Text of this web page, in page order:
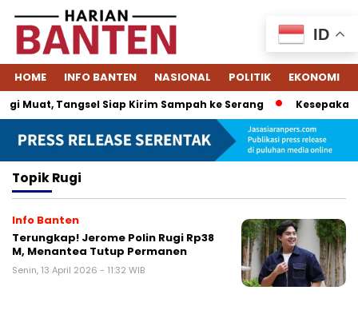
HOME INFO BANTEN NASIONAL POLITIK EKONOMI
Muat, Tangsel Siap Kirim Sampah ke Serang
TopikRugi
Info Banten
Terungkap! Jerome Polin Rugi Rp38
M, Menantea Tutup Permanen
Senin, 13 April 2026 - 11:32 WIB
ID